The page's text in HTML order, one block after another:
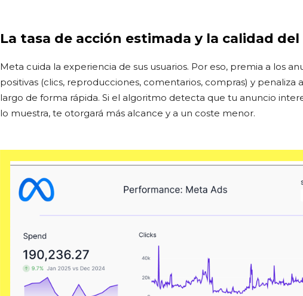
La tasa de acción estimada y la calidad
Meta cuida la experiencia de sus usuarios. Por eso, premia a los
positivas (clics, reproducciones, comentarios, compras) y penaliza
largo de forma rápida. Si el algoritmo detecta que tu anuncio
lo muestra, te otorgará más alcance y a un coste menor.